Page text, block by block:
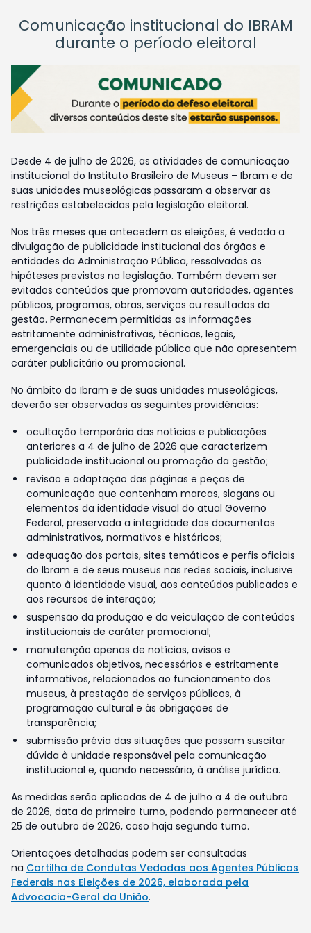
Comunicação institucional do IBRAM
durante o período eleitoral
Desde 4 de julho de 2026, as atividades de comunicação
institucional do Instituto Brasileiro de Museus – Ibram e de
suas unidades museológicas passaram a observar as
restrições estabelecidas pela legislação eleitoral.
Nos três meses que antecedem as eleições, é vedada a
divulgação de publicidade institucional dos órgãos e
entidades da Administração Pública, ressalvadas as
hipóteses previstas na legislação. Também devem ser
evitados conteúdos que promovam autoridades, agentes
públicos, programas, obras, serviços ou resultados da
gestão. Permanecem permitidas as informações
estritamente administrativas, técnicas, legais,
emergenciais ou de utilidade pública que não apresentem
caráter publicitário ou promocional.
No âmbito do Ibram e de suas unidades museológicas,
deverão ser observadas as seguintes providências:
ocultação temporária das notícias e publicações
anteriores a 4 de julho de 2026 que caracterizem
publicidade institucional ou promoção da gestão;
revisão e adaptação das páginas e peças de
comunicação que contenham marcas, slogans ou
elementos da identidade visual do atual Governo
Federal, preservada a integridade dos documentos
administrativos, normativos e históricos;
adequação dos portais, sites temáticos e perfis oficiais
do Ibram e de seus museus nas redes sociais, inclusive
quanto à identidade visual, aos conteúdos publicados e
aos recursos de interação;
suspensão da produção e da veiculação de conteúdos
institucionais de caráter promocional;
manutenção apenas de notícias, avisos e
comunicados objetivos, necessários e estritamente
informativos, relacionados ao funcionamento dos
museus, à prestação de serviços públicos, à
programação cultural e às obrigações de
transparência;
submissão prévia das situações que possam suscitar
dúvida à unidade responsável pela comunicação
institucional e, quando necessário, à análise jurídica.
As medidas serão aplicadas de 4 de julho a 4 de outubro
de 2026, data do primeiro turno, podendo permanecer até
25 de outubro de 2026, caso haja segundo turno.
Orientações detalhadas podem ser consultadas
na Cartilha de Condutas Vedadas aos Agentes Públicos
Federais nas Eleições de 2026, elaborada pela
Advocacia-Geral da União.